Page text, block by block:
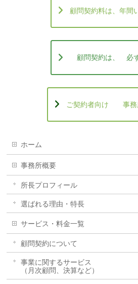
顧問契約料は、年間
顧問契約は、 必
ご契約者向け 事
ホーム
事務所概要
所長プロフィール
選ばれる理由・特長
サービス・料金一覧
顧問契約について
事業に関するサービス
（月次顧問、決算など）